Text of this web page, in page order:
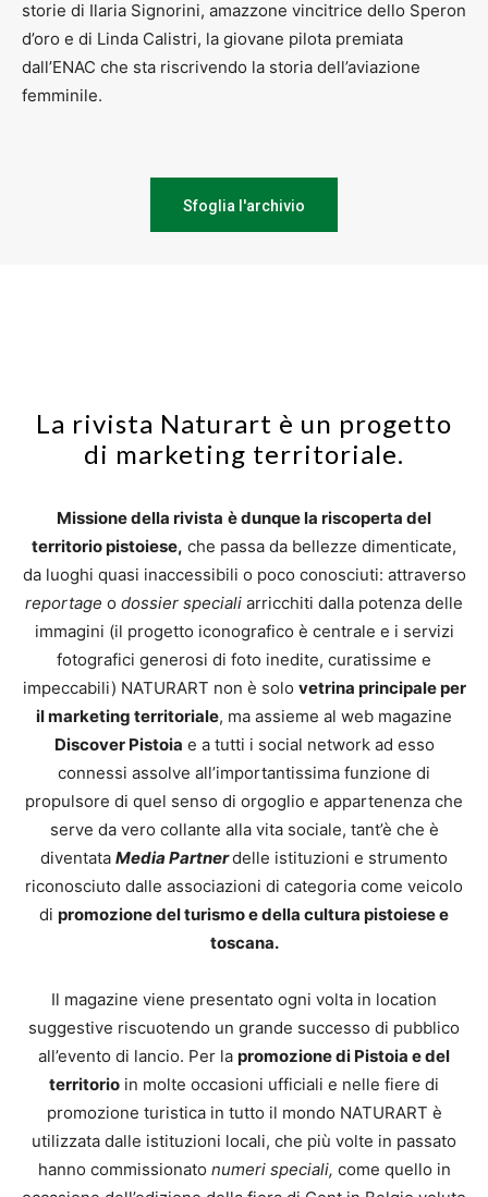
storie di Ilaria Signorini, amazzone vincitrice dello Speron
d’oro e di Linda Calistri, la giovane pilota premiata
dall’ENAC che sta riscrivendo la storia dell’aviazione
femminile.
Sfoglia l'archivio
La rivista Naturart è un progetto
di marketing territoriale.
Missione della rivista è dunque la riscoperta del
territorio pistoiese, che passa da bellezze dimenticate,
da luoghi quasi inaccessibili o poco conosciuti: attraverso
reportage o dossier speciali arricchiti dalla potenza delle
immagini (il progetto iconografico è centrale e i servizi
fotografici generosi di foto inedite, curatissime e
impeccabili) NATURART non è solo vetrina principale per
il marketing territoriale, ma assieme al web magazine
Discover Pistoia e a tutti i social network ad esso
connessi assolve all’importantissima funzione di
propulsore di quel senso di orgoglio e appartenenza che
serve da vero collante alla vita sociale, tant’è che è
diventata Media Partnerdelle istituzioni e strumento
riconosciuto dalle associazioni di categoria come veicolo
di promozione del turismo e della cultura pistoiese e
toscana.
Il magazine viene presentato ogni volta in location
suggestive riscuotendo un grande successo di pubblico
all’evento di lancio. Per la promozione di Pistoia e del
territorio in molte occasioni ufficiali e nelle fiere di
promozione turistica in tutto il mondo NATURART è
utilizzata dalle istituzioni locali, che più volte in passato
hanno commissionato numeri speciali, come quello in